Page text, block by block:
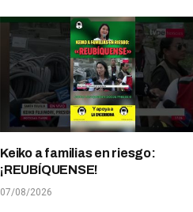
Keiko a familias en riesgo:
¡REUBÍQUENSE!
07/08/2026